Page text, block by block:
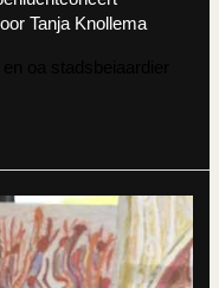
Tanja Knollema